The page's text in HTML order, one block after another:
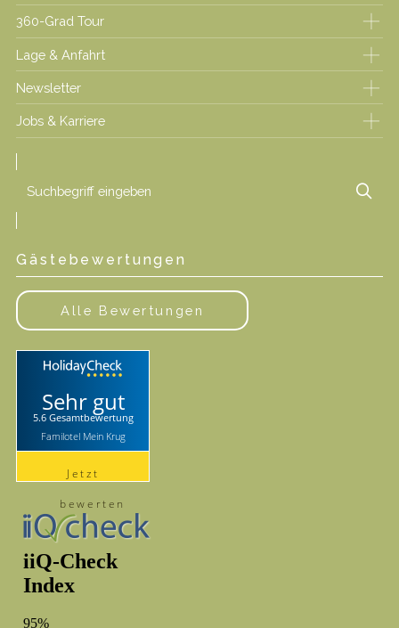
360-Grad Tour
Lage & Anfahrt
Newsletter
Jobs & Karriere
Suchbegriff
Gästebewertungen
Alle Bewertungen
Sehr gut
5.6 Gesamtbewertung
Familotel Mein Krug
Jetzt
bewerten